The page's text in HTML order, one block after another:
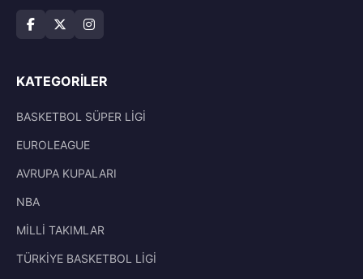
KATEGORILER
BASKETBOL SÜPER LİGİ
EUROLEAGUE
AVRUPA KUPALARI
NBA
MİLLİ TAKIMLAR
TÜRKİYE BASKETBOL LİGİ